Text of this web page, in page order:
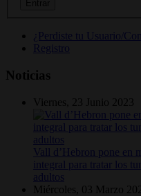
¿Perdiste tu Usuario/
Registro
Noticias
Viernes, 23 Junio 2023
Vall d’Hebron pone en
integral para tratar los
adultos
Miércoles, 03 Marzo